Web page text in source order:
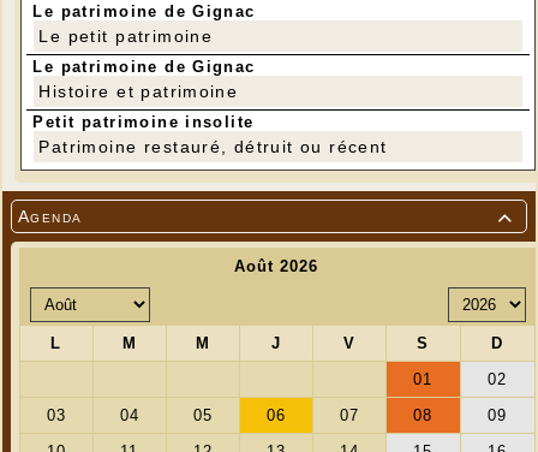

Agenda
Le patrimoine de Gignac
Le petit patrimoine
Le patrimoine de Gignac
Histoire et patrimoine
Petit patrimoine insolite
Patrimoine restauré, détruit ou récent